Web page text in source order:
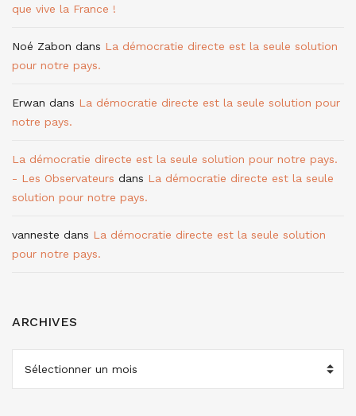
que vive la France !
Noé Zabon dans La démocratie directe est la seule solution
pour notre pays.
Erwan dans La démocratie directe est la seule solution pour
notre pays.
La démocratie directe est la seule solution pour notre pays.
- Les Observateurs dans La démocratie directe est la seule
solution pour notre pays.
vanneste dans La démocratie directe est la seule solution
pour notre pays.
ARCHIVES